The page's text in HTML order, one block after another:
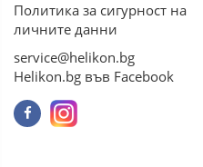
Политика за сигурност на
личните данни
service@helikon.bg
Helikon.bg във Facebook